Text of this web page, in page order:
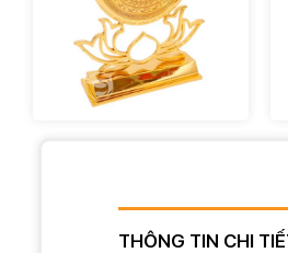
THÔNG TIN CHI